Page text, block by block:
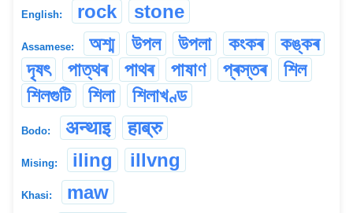
English: rock stone
Assamese: অশ্ম উপল উপলা কংকৰ
কঙ্কৰ
দৃষৎ
পাত্থৰ পাথৰ পাষাণ প্ৰস্তৰ
শিল
শিলগুটি
শিলা শিলাখণ্ড
Bodo: अन्थाइ हाब्रु
Mising: iling illvng
Khasi: maw